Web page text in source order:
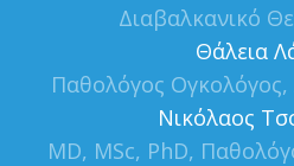
Διαβαλκανικό
Θάλεια
Παθολόγος
Νικόλαος
MD, MSc, PhD,